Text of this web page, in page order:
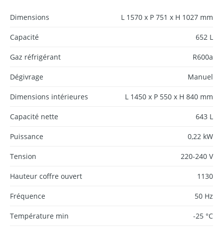
Dimensions L 1570 x P 751 x H 1027 mm
Capacité 652 L
Gaz réfrigérant R600a
Dégivrage Manuel
Dimensions intérieures L 1450 x P 550 x H 840 mm
Capacité nette 643 L
Puissance 0,22 kW
Tension 220-240 V
Hauteur coffre ouvert 1130
Fréquence 50 Hz
Température min -25 °C